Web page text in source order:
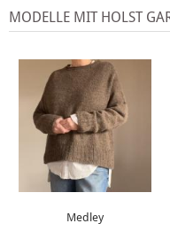
MODELLE MIT HOLST
Medley